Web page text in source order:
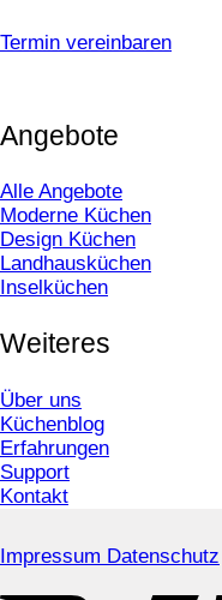
Termin vereinbaren
Angebote
Alle Angebote
Moderne Küchen
Design Küchen
Landhausküchen
Inselküchen
Weiteres
Über uns
Küchenblog
Erfahrungen
Support
Kontakt
Impressum Datenschutz